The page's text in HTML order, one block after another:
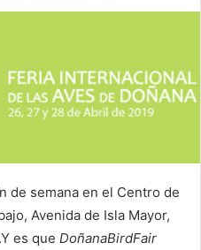
de semana en el Centro de
Avenida de Isla Mayor,
es que DoñanaBirdFair